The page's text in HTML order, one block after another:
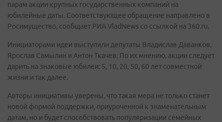
парам акции крупных государственных компаний на
юбилейные даты. Соответствующее обращение направлено в
Росимущество, сообщает РИА VladNews со ссылкой на 360.ru.
Инициаторами идеи выступили депутаты Владислав Даванков,
Ярослав Самылин и Антон Ткачев. По их мнению, акции следует
дарить на знаковые юбилеи: 5, 10, 20, 50, 60 лет совместной
жизни и так далее.
Авторы инициативы уверены, что такая мера не только станет
новой формой поддержки, приуроченной к знаменательным
датам, но и будет способствовать популяризации семейных